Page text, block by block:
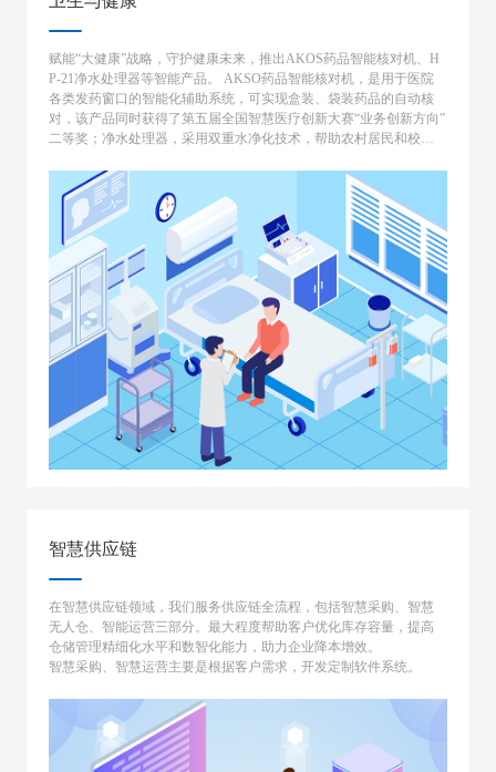
赋能“大健康”战略，守护健康未来，推出AKOS药品智能核对机、H
P-21净水处理器等智能产品。 AKSO药品智能核对机，是用于医院
各类发药窗口的智能化辅助系统，可实现盒装、袋装药品的自动核
对，该产品同时获得了第五届全国智慧医疗创新大赛“业务创新方向”
二等奖；净水处理器，采用双重水净化技术，帮助农村居民和校园
智慧供应链
在智慧供应链领域，我们服务供应链全流程，包括智慧采购、智慧
无人仓、智能运营三部分。最大程度帮助客户优化库存容量，提高
仓储管理精细化水平和数智化能力，助力企业降本增效。
智慧采购、智慧运营主要是根据客户需求，开发定制软件系统。